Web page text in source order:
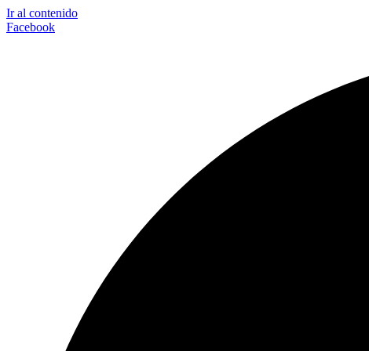
Ir al contenido
Facebook